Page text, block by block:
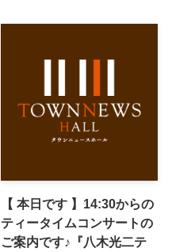
【 本日です 】14:30からの
ティータイムコンサートの
ご案内です♪『八木光二テ